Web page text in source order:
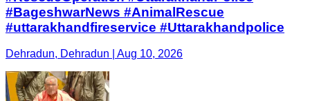
#BageshwarNews #AnimalRescue
#uttarakhandfireservice #Uttarakhandpolice
Dehradun, Dehradun | Aug 10, 2026